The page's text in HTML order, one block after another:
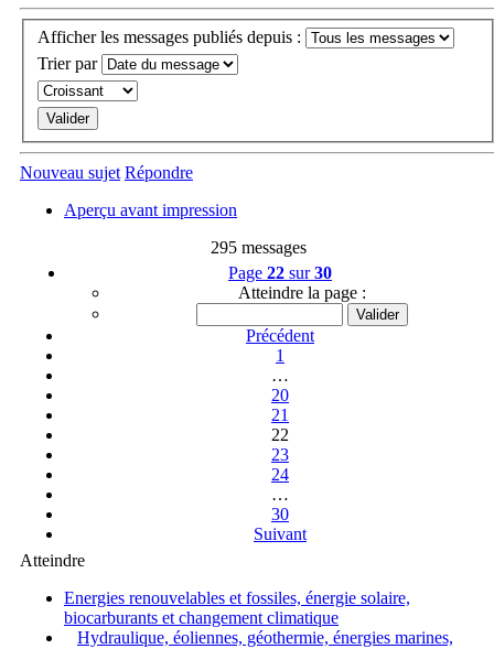
Afficher les messages publiés depuis :
Trier par
Nouveau sujet Répondre
Aperçu avant impression
295 messages
Page 22 sur30
Atteindre la page :
Précédent
1
…
20
21
22
23
24
…
30
Suivant
Atteindre
Energies renouvelables et fossiles, énergie solaire,
biocarburants et changement climatique
Hydraulique, éoliennes, géothermie, énergies marines,